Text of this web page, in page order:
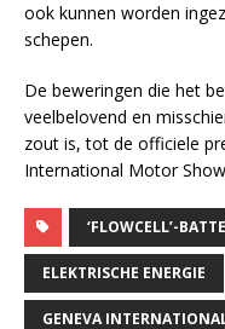
ook kunnen worden
schepen.
De beweringen die het
veelbelovend en
zout is, tot de officiele
International Motor
‘FLOWCELL’-
ELEKTRISCHE ENERGIE
GENEVA